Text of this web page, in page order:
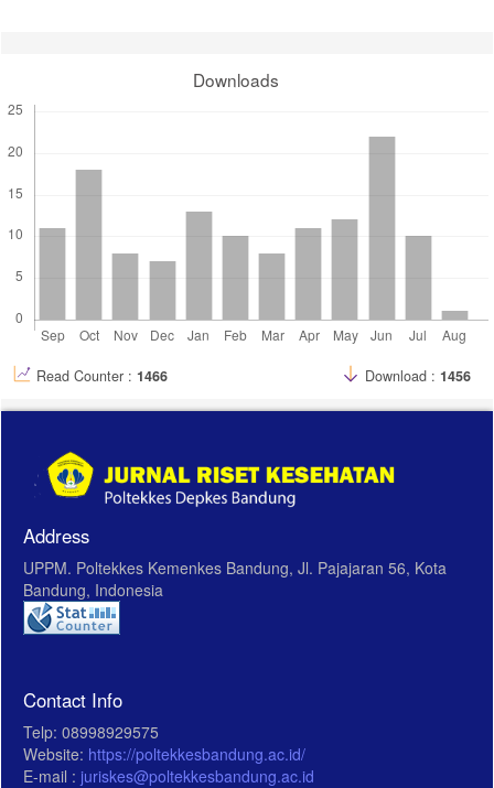
Downloads
Read Counter : 1466 Download : 1456
Address
UPPM. Poltekkes Kemenkes Bandung, Jl. Pajajaran 56, Kota
Bandung, Indonesia
Contact Info
Telp: 08998929575
Website: https://poltekkesbandung.ac.id/
E-mail : juriskes@poltekkesbandung.ac.id